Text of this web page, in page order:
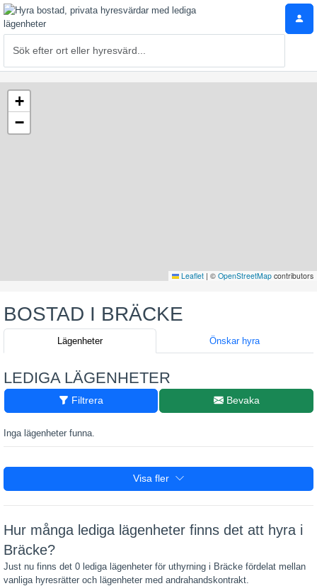
+
−
Leaflet | © OpenStreetMap contributors
BOSTAD I BRÄCKE
Lägenheter Önskar hyra
LEDIGA LÄGENHETER
Filtrera Bevaka
Inga lägenheter funna.
Visa fler
Hur många lediga lägenheter finns det att hyra i
Bräcke?
Just nu finns det 0 lediga lägenheter för uthyrning i Bräcke fördelat mellan
vanliga hyresrätter och lägenheter med andrahandskontrakt.